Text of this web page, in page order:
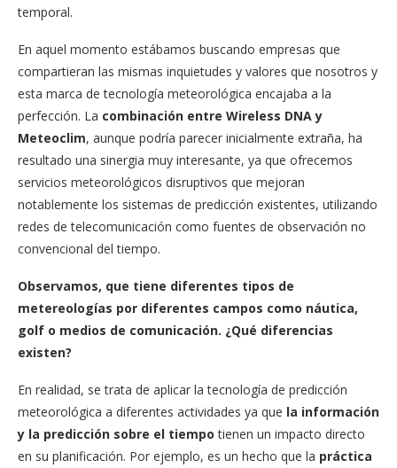
temporal.
En aquel momento estábamos buscando empresas que
compartieran las mismas inquietudes y valores que nosotros y
esta marca de tecnología meteorológica encajaba a la
perfección. La combinación entre Wireless DNA y
Meteoclim, aunque podría parecer inicialmente extraña, ha
resultado una sinergia muy interesante, ya que ofrecemos
servicios meteorológicos disruptivos que mejoran
notablemente los sistemas de predicción existentes, utilizando
redes de telecomunicación como fuentes de observación no
convencional del tiempo.
Observamos, que tiene diferentes tipos de
metereologías por diferentes campos como náutica,
golf o medios de comunicación. ¿Qué diferencias
existen?
En realidad, se trata de aplicar la tecnología de predicción
meteorológica a diferentes actividades ya que la información
y la predicción sobre el tiempo tienen un impacto directo
en su planificación. Por ejemplo, es un hecho que la práctica